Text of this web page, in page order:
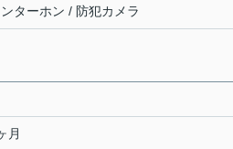
ターホン / 防犯カメラ
月